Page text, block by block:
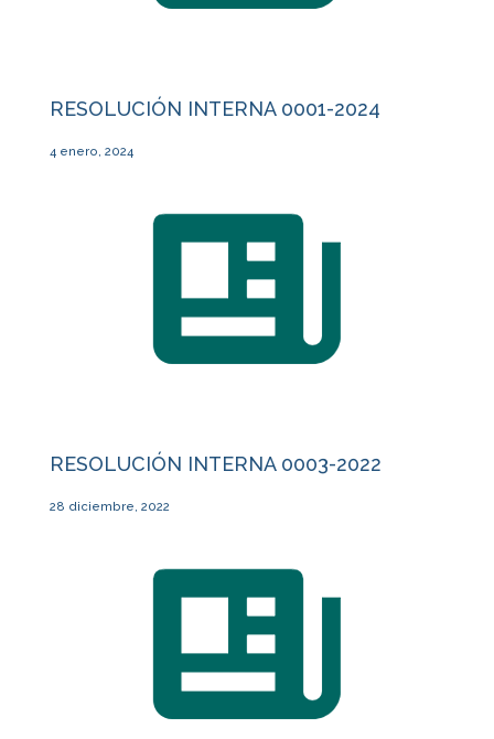
RESOLUCIÓN INTERNA 0001-2024
4 enero, 2024
RESOLUCIÓN INTERNA 0003-2022
28 diciembre, 2022